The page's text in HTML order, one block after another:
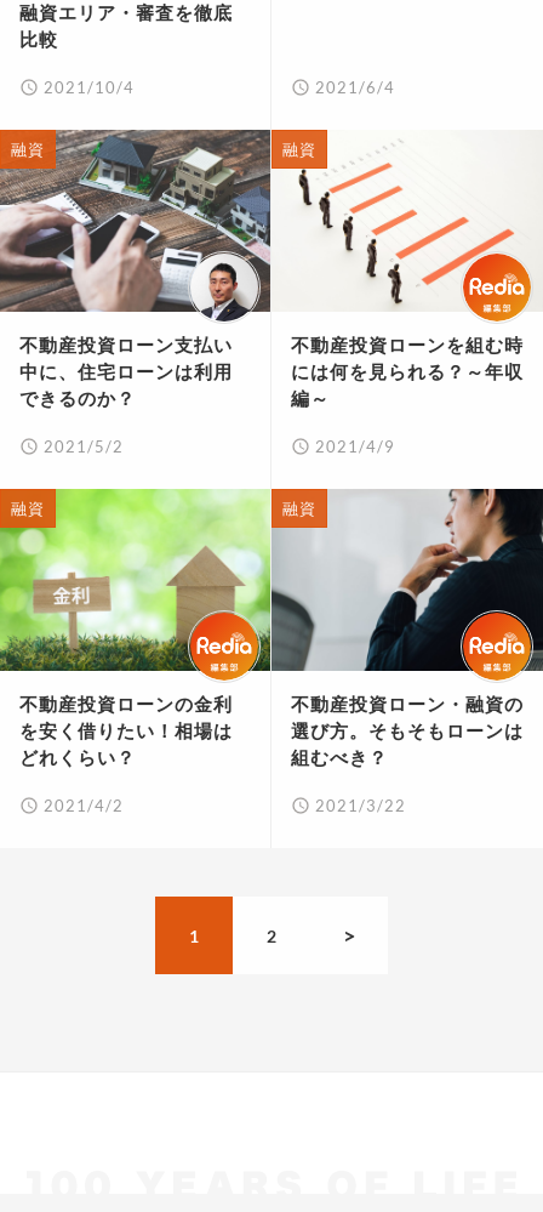
融資エリア・審査を徹底
比較
2021/10/4 2021/6/4
融資
不動産投資ローン支払い
中に、住宅ローンは利用
できるのか？
2021/5/2
融資
不動産投資ローンを組む時
には何を見られる？～年収
編～
2021/4/9
融資
不動産投資ローンの金利
を安く借りたい！相場は
どれくらい？
2021/4/2
融資
不動産投資ローン・融資の
選び方。そもそもローンは
組むべき？
2021/3/22
1 2 >